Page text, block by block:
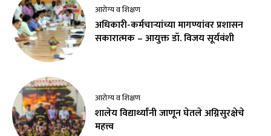
आरोग्य व शिक्षण
अधिकारी-कर्मचाऱ्यांच्या मागण्यांवर प्रशासन
सकारात्मक – आयुक्त डॉ. विजय सूर्यवंशी
आरोग्य व शिक्षण
शालेय विद्यार्थ्यांनी जाणून घेतले अग्निसुरक्षेचे
महत्त्व